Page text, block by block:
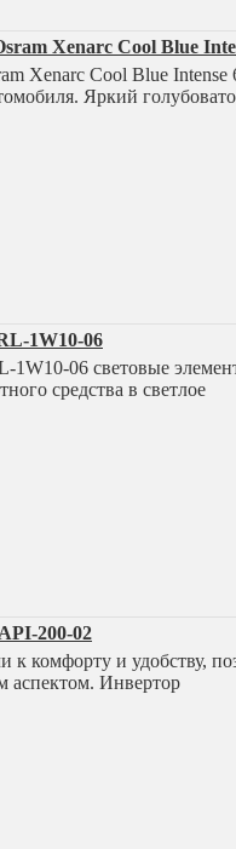
Xenarc Cool Blue
Xenarc Cool Blue Intense
Яркий
1W10-06
06 световые
средства в светлое
200-02
комфорту и удобству,
аспектом. Инвертор